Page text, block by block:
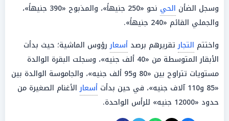
وسجل الضأن الحي
نحو «250 جنيهاً»، والمذبوح «390 جنيهاً»،
والجملي القائم «240 جنيهاً».
واختتم التجارتقريرهم برصد أسعاررؤوس الماشية؛ حيث بدأت
الأبقار المتوسطة من «40 ألف جنيه»، وسجلت البقرة الوالدة
مستويات تتراوح بين «80 و95 ألف جنيه»، والجاموسة الوالدة بين
«85 و110 آلاف جنيه»، في حين بدأت
أسعارالأغنام الصغيرة من
حدود «12000 جنيه» للرأس الواحدة.